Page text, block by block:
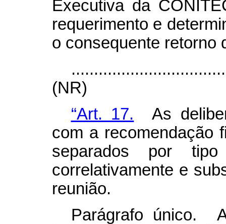
Executiva da
requerimento e
o consequente retorno
(NR)
“Art. 17. As
com a recomendação
separados por tipo
correlativamente e
reunião.
Parágrafo único.